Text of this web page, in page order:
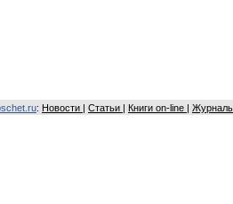
: Новости Статьи Книги on-line